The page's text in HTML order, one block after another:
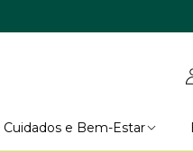
Cuidados e Bem-Estar